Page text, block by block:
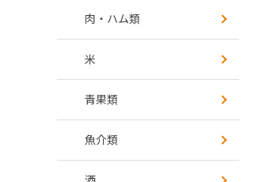
肉・ハム類
米
青果類
魚介類